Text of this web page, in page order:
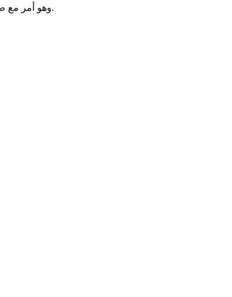
وهو أمر مع صعوبته ليس مستحيلا بالمرة؛ خصوصا مع تجذر دبلوماسية "الحياد الإيجابي" التي تبدو من الأسس الغالبة على السياسة الموريتانية في الكثير من الحالات.